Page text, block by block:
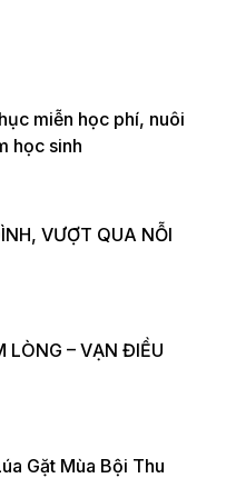
miễn học phí, nuôi
học sinh
VƯỢT QUA NỖI
LÒNG – VẠN ĐIỀU
Gặt Mùa Bội Thu